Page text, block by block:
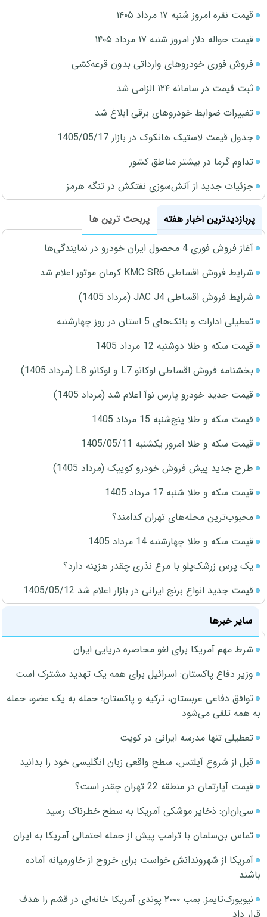
قیمت نقره امروز شنبه ۱۷ مرداد ۱۴۰۵
قیمت حواله دلار امروز شنبه ۱۷ مرداد ۱۴۰۵
فروش فوری خودروهای وارداتی بدون قرعه‌کشی
ثبت قیمت در سامانه ۱۲۴ الزامی شد
تغییرات ضوابط خودروهای برقی ابلاغ شد
جدول قیمت لاستیک هانکوک در بازار 1405/05/17
تداوم گرما در بیشتر مناطق کشور
جزئیات جدید از آتش‌سوزی نفتکش در تنگه هرمز
پربازدیدترین اخبار هفته
پربحث ترین ها
آغاز فروش فوری 4 محصول ایران خودرو در نمایندگی‌ها
شرایط فروش اقساطی KMC SR6 کرمان موتور اعلام شد
شرایط فروش اقساطی JAC J4 (مرداد 1405)
تعطیلی ادارات و بانک‌های 5 استان در روز چهارشنبه
قیمت سکه و طلا دوشنبه 12 مرداد 1405
بخشنامه فروش اقساطی لوکانو L7 و لوکانو L8 (مرداد 1405)
قیمت جدید خودرو پارس نوآ اعلام شد (مرداد 1405)
قیمت سکه و طلا پنج‌شنبه 15 مرداد 1405
قیمت سکه و طلا امروز یکشنبه 1405/05/11
طرح جدید پیش فروش خودرو کوییک (مرداد 1405)
قیمت سکه و طلا شنبه 17 مرداد 1405
محبوب‌ترین محله‌های تهران کدامند؟
قیمت سکه و طلا چهارشنبه 14 مرداد 1405
یک پرس زرشک‌پلو با مرغ نذری چقدر هزینه دارد؟
قیمت جدید انواع برنج ایرانی در بازار اعلام شد 1405/05/12
سایر خبرها
شرط مهم آمریکا برای لغو محاصره دریایی ایران
وزیر دفاع پاکستان: اسرائیل برای همه یک تهدید مشترک است
توافق دفاعی عربستان، ترکیه و پاکستان؛ حمله به یک عضو، حمله
به همه تلقی می‌شود
تعطیلی تنها مدرسه ایرانی در کویت
قبل از شروع آیلتس، سطح واقعی زبان انگلیسی خود را بدانید
قیمت آپارتمان در منطقه 22 تهران چقدر است؟
سی‌ان‌ان: ذخایر موشکی آمریکا به سطح خطرناک رسید
تماس بن‌سلمان با ترامپ پیش از حمله احتمالی آمریکا به ایران
آمریکا از شهروندانش خواست برای خروج از خاورمیانه آماده
باشند
نیویورک‌تایمز: بمب ۲۰۰۰ پوندی آمریکا خانه‌ای در قشم را هدف